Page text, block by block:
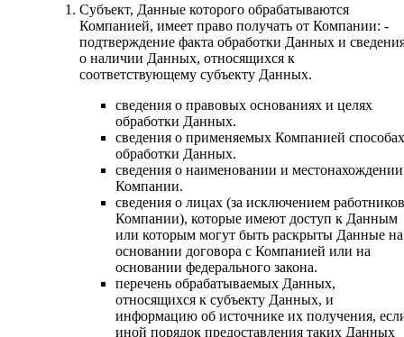
Субъект, Данные которого обрабатываются
Компанией, имеет право получать от Компании: -
подтверждение факта обработки Данных и
о наличии Данных, относящихся к
соответствующему субъекту Данных.
сведения о правовых основаниях и целях
обработки Данных.
сведения о применяемых Компанией способах
обработки Данных.
сведения о наименовании и местонахождении
Компании.
сведения о лицах (за исключением работников
Компании), которые имеют доступ к Данным
или которым могут быть раскрыты Данные на
основании договора с Компанией или на
основании федерального закона.
перечень обрабатываемых Данных,
относящихся к субъекту Данных, и
информацию об источнике их получения,
иной порядок предоставления таких Данных